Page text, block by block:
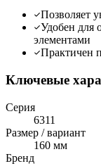
Позволяет
Удобен для
элементами
Практичен
Ключевые
Серия
6311
Размер / вариант
160 мм
Бренд